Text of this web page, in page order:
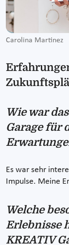
Carolina Martinez
Wie war
Garage für
Es war sehr
Impulse. Meine
Welche
Erlebnisse
KREATIV